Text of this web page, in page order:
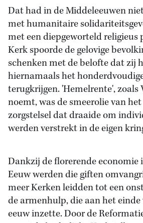
Dat had in de Middeleeuwen
met humanitaire
met een diepgeworteld religieus
Kerk spoorde de gelovige
schenken met de belofte dat zij
hiernamaals het
terugkrijgen. 'Hemelrente', zoals
noemt, was de smeerolie van
zorgstelsel dat draaide om
werden verstrekt in de eigen
Dankzij de florerende economie
Eeuw werden die giften
meer Kerken leidden tot een
de armenhulp, die aan het
eeuw inzette. Door de